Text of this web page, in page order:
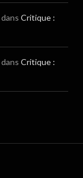
dans Critique :
dans Critique :